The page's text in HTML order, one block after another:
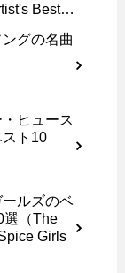
Best
グの名曲
ヒュース
スト10
ルズのベ
選（The
Girls